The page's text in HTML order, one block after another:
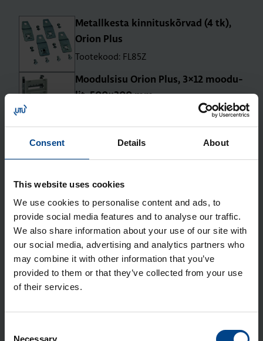
Consent Details About
This website uses cookies
We use cookies to personalise content and ads, to
provide social media features and to analyse our traffic.
We also share information about your use of our site with
our social media, advertising and analytics partners who
may combine it with other information that you’ve
provided to them or that they’ve collected from your use
of their services.
Necessary
Metall­kesta kin­ni­tus­kõr­vad (4 tk),
Orion Plus
Tootekood: FL85Z
Moo­dul­sisu Orion Plus, 3×12 moo­du­
lit, 500×300 mm
metall
Tootekood: FL548A
Moo­dul­sisu Orion Plus C, 3×12 moo­
du­lit, 450×300 mm
Tootekood: FL991A